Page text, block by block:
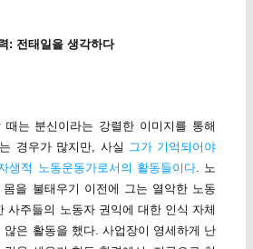
: 전태일을 생각하다
때는 분신이라는 강렬한 이미지를 통해
경우가 많지만, 사실 그가 기억되어야
생적 노동운동가로서의 활동들이다. 노
을 불태우기 이전에 그는 열악한 노동
사주들의 노동자 권익에 대한 인식 자체
않은 활동을 했다. 사업장이 영세하게 난